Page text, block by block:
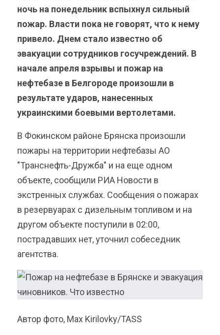
ночь на понедельник вспыхнул сильный
пожар. Власти пока не говорят, что к нему
привело. Днем стало известно об
эвакуации сотрудников госучреждений. В
начале апреля взрывы и пожар на
нефтебазе в Белгороде произошли в
результате ударов, нанесенных
украинскими боевыми вертолетами.
В Фокинском районе Брянска произошли
пожары на территории нефтебазы АО
"Транснефть-Дружба" и на еще одном
объекте, сообщили РИА Новости в
экстренных службах. Сообщения о пожарах
в резервуарах с дизельным топливом и на
другом объекте поступили в 02:00,
пострадавших нет, уточнил собеседник
агентства.
Автор фото, Max Kirilovky/TASS